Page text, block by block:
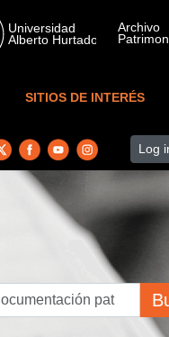
SITIOS DE INTERÉS
Log